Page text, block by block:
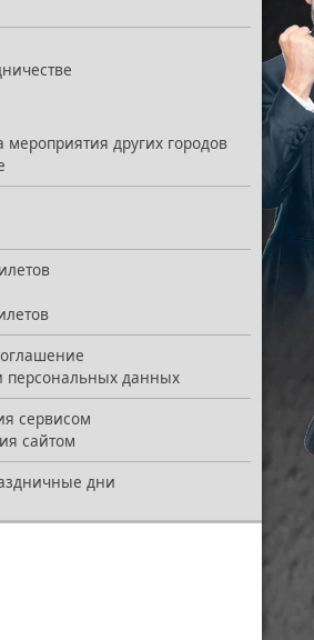
других городов
персональных данных
сервисом
сайтом
дни